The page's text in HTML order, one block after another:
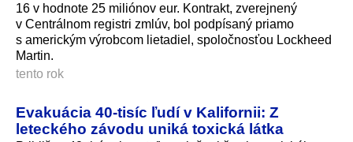
16 v hodnote 25 miliónov eur. Kontrakt, zverejnený
v Centrálnom registri zmlúv, bol podpísaný priamo
s americkým výrobcom lietadiel, spoločnosťou Lockheed
Martin.
tento rok
Evakuácia 40-tisíc ľudí v Kalifornii: Z
leteckého závodu uniká toxická látka